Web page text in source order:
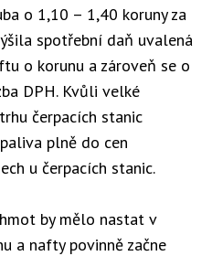
o 1,10 – 1,40 koruny za
spotřební daň uvalená
o korunu a zároveň se o
DPH. Kvůli velké
čerpacích stanic
plně do cen
u čerpacích stanic.
by mělo nastat v
a nafty povinně začne